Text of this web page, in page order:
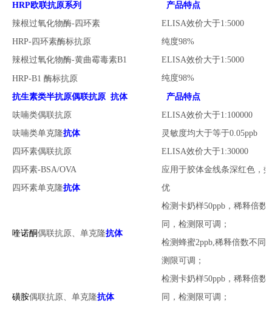
HRP欧联抗原系列
产品特点
辣根过氧化物酶-四环素
HRP-四环素酶标抗原
ELISA效价大于1:5000
纯度98%
辣根过氧化物酶-黄曲霉毒素B1
HRP-B1 酶标抗原
ELISA效价大于1:5000
纯度98%
抗生素类半抗原偶联抗原 抗体
产品特点
呋喃类偶联抗原
呋喃类单克隆抗体
ELISA效价大于1:100000
灵敏度均大于等于0.05ppb
四环素偶联抗原
四环素-BSA/OVA
四环素单克隆抗体
ELISA效价大于1:30000
应用于胶体金线条深红色，
优
喹诺酮偶联抗原、单克隆抗体
检测卡奶样50ppb，稀释倍数
同，检测限可调；
检测蜂蜜2ppb,稀释倍数不同
测限可调；
磺胺偶联抗原、单克隆抗体
检测卡奶样50ppb，稀释倍数
同，检测限可调；